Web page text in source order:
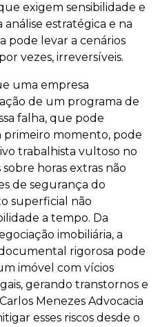
exigem sensibilidade e
análise estratégica e na
pode levar a cenários
vezes, irreversíveis.
uma empresa
de um programa de
falha, que pode
momento, pode
trabalhista vultoso no
horas extras não
de segurança do
superficial não
a tempo. Da
imobiliária, a
rigorosa pode
imóvel com vícios
gerando transtornos e
Menezes Advocacia
esses riscos desde o